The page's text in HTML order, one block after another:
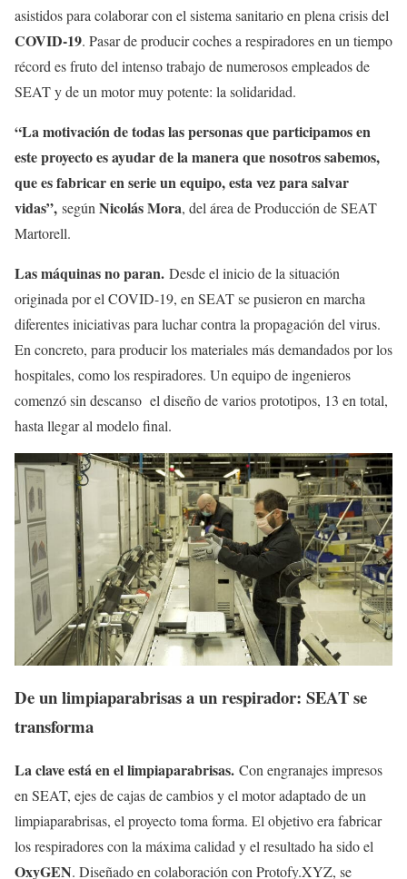
asistidos para colaborar con el sistema sanitario en plena crisis del
COVID-19. Pasar de producir coches a respiradores en un tiempo
récord es fruto del intenso trabajo de numerosos empleados de
SEAT y de un motor muy potente: la solidaridad.
“La motivación de todas las personas que participamos en
este proyecto es ayudar de la manera que nosotros sabemos,
que es fabricar en serie un equipo, esta vez para salvar
vidas”, según Nicolás Mora, del área de Producción de SEAT
Martorell.
Las máquinas no paran. Desde el inicio de la situación
originada por el COVID-19, en SEAT se pusieron en marcha
diferentes iniciativas para luchar contra la propagación del virus.
En concreto, para producir los materiales más demandados por los
hospitales, como los respiradores. Un equipo de ingenieros
comenzó sin descanso el diseño de varios prototipos, 13 en total,
hasta llegar al modelo final.
De un limpiaparabrisas a un respirador: SEAT se
transforma
La clave está en el limpiaparabrisas. Con engranajes impresos
en SEAT, ejes de cajas de cambios y el motor adaptado de un
limpiaparabrisas, el proyecto toma forma. El objetivo era fabricar
los respiradores con la máxima calidad y el resultado ha sido el
OxyGEN. Diseñado en colaboración con Protofy.XYZ, se